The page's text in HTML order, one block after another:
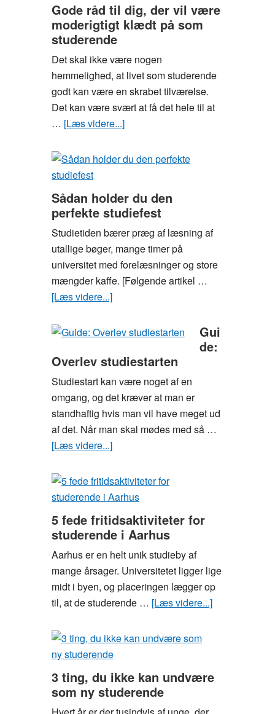
studiefest
Gode råd til dig, der vil være
moderigtigt klædt på som
studerende
Det skal ikke være nogen
hemmelighed, at livet som studerende
godt kan være en skrabet tilværelse.
Det kan være svært at få det hele til at
… [Læs videre...]om
råd
der
vil
være
moderigtigt
klædt
på
Sådan holder du den
perfekte studiefest
Studietiden bærer præg af læsning af
utallige bøger, mange timer på
universitet med forelæsninger og store
mængder kaffe. [Følgende artikel …
[Læs videre...]om
holder
den
perfekte
studiefest
Gui
de:
Overlev studiestarten
Studiestart kan være noget af en
omgang, og det kræver at man er
standhaftig hvis man vil have meget ud
af det. Når man skal mødes med så …
[Læs videre...]om
Overlev
studiestarten
5 fede fritidsaktiviteter for
studerende i Aarhus
Aarhus er en helt unik studieby af
mange årsager. Universitetet ligger lige
midt i byen, og placeringen lægger op
til, at de studerende … [Læs videre...]om
studerende
3 ting, du ikke kan undvære
som ny studerende